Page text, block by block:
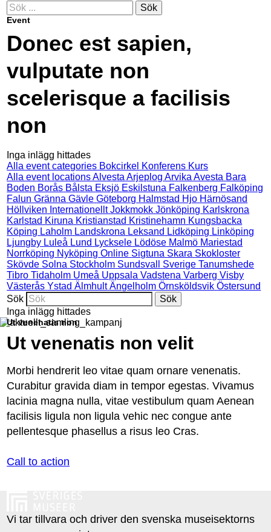
Sök
Event
Donec est sapien,
vulputate non
scelerisque a facilisis
non
Inga inlägg hittades
Alla event categories Bokcirkel Konferens Kurs
Alla event locationsAlvesta Arjeplog Arvika Avesta Bara
Boden Borås Bålsta Eksjö Eskilstuna Falkenberg Falköping
Falun Gränna Gävle Göteborg Halmstad Hjo Härnösand
Höllviken Internationellt Jokkmokk Jönköping Karlskrona
Karlstad Kiruna Kristianstad Kristinehamn Kungsbacka
Köping Laholm Landskrona Leksand Lidköping Linköping
Ljungby Luleå Lund Lycksele Lödöse Malmö Mariestad
Norrköping Nyköping Online Sigtuna Skara Skokloster
Skövde Solna Stockholm Sundsvall Sverige Tanumshede
Tibro Tidaholm Umeå Uppsala Vadstena Varberg Visby
Västerås Ystad Älmhult Ängelholm Örnsköldsvik Östersund
Sök
Inga inlägg hittades
Ut venenatis non
Ut venenatis non velit
Morbi hendrerit leo vitae quam ornare venenatis.
Curabitur gravida diam in tempor egestas. Vivamus
lacinia magna nulla, vitae vestibulum quam Aenean
facilisis ligula non ligula vehic nec congue ante
pellentesque phasellus a risus leo Cras.
Call to action
Vi tar tillvara och driver den svenska museisektorns